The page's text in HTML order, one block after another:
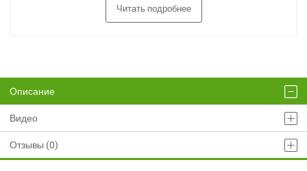
Читать подробнее
Описание
Видео
Отзывы (0)